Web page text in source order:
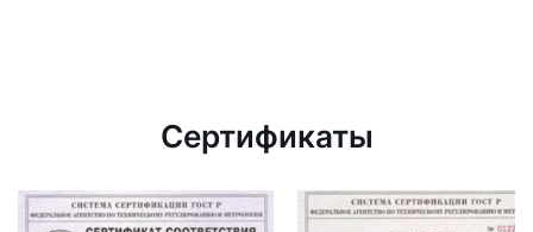
Сертификаты